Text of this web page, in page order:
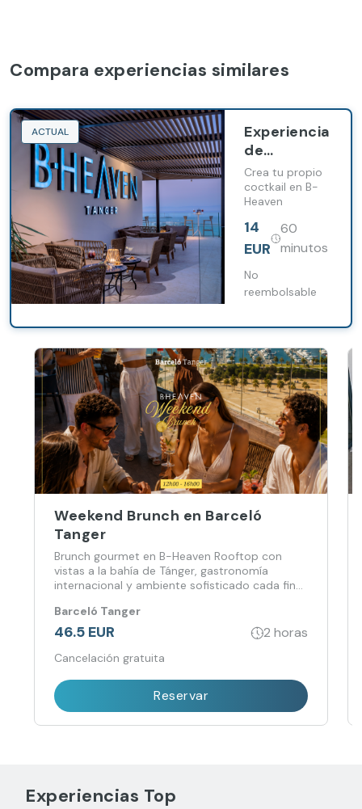
Compara experiencias similares
ACTUAL
Experiencia
de
cócteles
exclusivos
de B-
heaven
Crea tu propio
coctkail en B-
Heaven
14
EUR
60
minutos
No
reembolsable
Weekend Brunch en Barceló
Tanger
Brunch gourmet en B-Heaven Rooftop con
vistas a la bahía de Tánger, gastronomía
internacional y ambiente sofisticado cada fin
Barceló Tanger
46.5 EUR 2 horas
Cancelación gratuita
Reservar
Experiencias Top